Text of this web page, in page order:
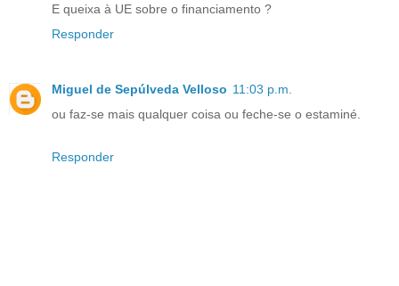
E queixa à UE sobre o financiamento ?
Responder
Miguel de Sepúlveda Velloso 11:03 p.m.
ou faz-se mais qualquer coisa ou feche-se o estaminé.
Responder